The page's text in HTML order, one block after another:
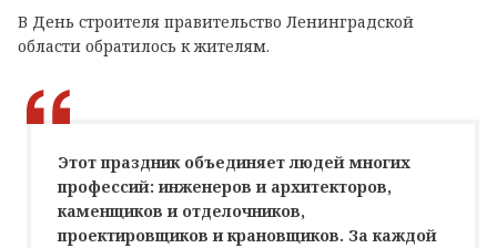
В День строителя правительство Ленинградской
области обратилось к жителям.
Этот праздник объединяет людей многих
профессий: инженеров и архитекторов,
каменщиков и отделочников,
проектировщиков и крановщиков. За каждой